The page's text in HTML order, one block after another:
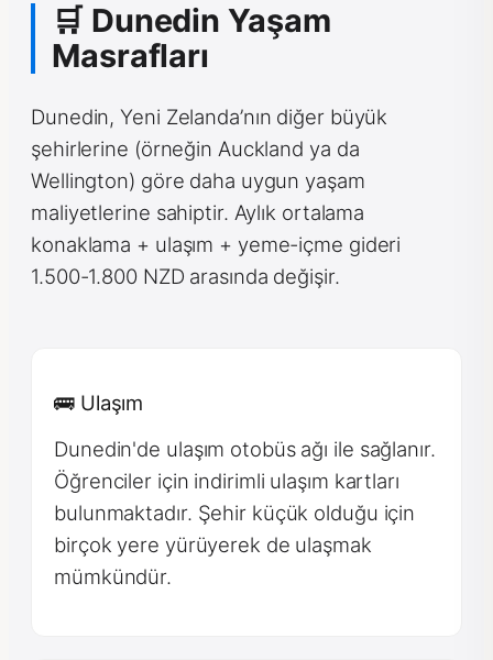
🛒 Dunedin Yaşam
Masrafları
Dunedin, Yeni Zelanda’nın diğer büyük
şehirlerine (örneğin Auckland ya da
Wellington) göre daha uygun yaşam
maliyetlerine sahiptir. Aylık ortalama
konaklama + ulaşım + yeme-içme gideri
1.500-1.800 NZD arasında değişir.
🚌 Ulaşım
Dunedin'de ulaşım otobüs ağı ile sağlanır.
Öğrenciler için indirimli ulaşım kartları
bulunmaktadır. Şehir küçük olduğu için
birçok yere yürüyerek de ulaşmak
mümkündür.